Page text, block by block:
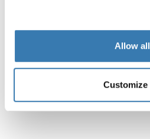
Allow all
Customize